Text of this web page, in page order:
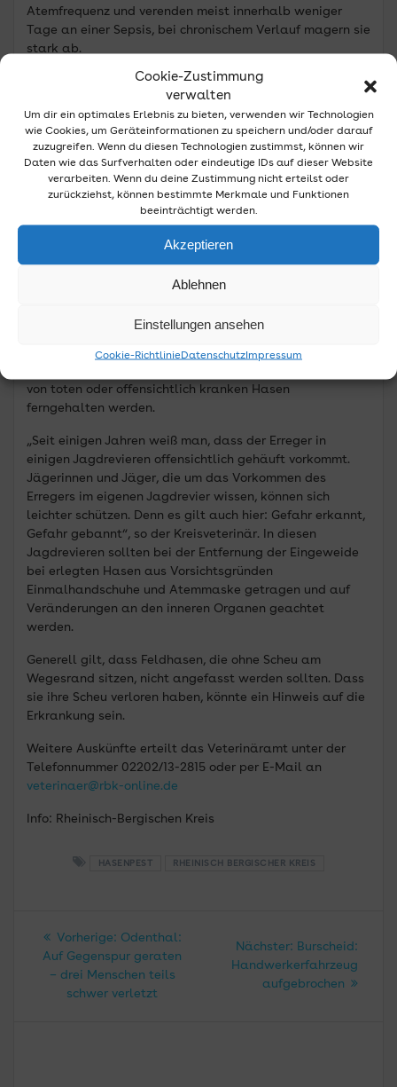
Cookie-Zustimmung
verwalten
Um dir ein optimales Erlebnis zu bieten, verwenden wir Technologien
wie Cookies, um Geräteinformationen zu speichern und/oder darauf
zuzugreifen. Wenn du diesen Technologien zustimmst, können wir
Daten wie das Surfverhalten oder eindeutige IDs auf dieser Website
verarbeiten. Wenn du deine Zustimmung nicht erteilst oder
zurückziehst, können bestimmte Merkmale und Funktionen
beeinträchtigt werden.
Akzeptieren
Ablehnen
Einstellungen ansehen
Cookie-RichtlinieDatenschutzImpressum
Atemfrequenz und verenden meist innerhalb weniger
Tage an einer Sepsis, bei chronischem Verlauf magern sie
stark ab.
Auch der Mensch kann sich anstecken. Zu einer
Übertragung auf den Menschen kommt es über Haut-
und Schleimhautkontakt mit einem infizierten Tier oder
durch nicht ausreichend erhitztes Hasenfleisch. Der
Erreger ist sehr widerstandfähig, das Einfrieren tötet ihn
nicht ab.
Mit dem Bakterium belasteter Staub oder Tröpfchen, die
beim Entfernen der Eingeweide der Hasen entstehen,
können das Bakterium übertragen. Bei Menschen treten
nach zwei Tagen bis zu zwei Wochen grippeähnliche
Symptome mit Fieber, oft in Verbindung mit Erbrechen,
Hautwunden können Zeichen einer Infektion sein. Eine
von toten oder offensichtlich kranken Hasen
ferngehalten werden.
„Seit einigen Jahren weiß man, dass der Erreger in
einigen Jagdrevieren offensichtlich gehäuft vorkommt.
Jägerinnen und Jäger, die um das Vorkommen des
Erregers im eigenen Jagdrevier wissen, können sich
leichter schützen. Denn es gilt auch hier: Gefahr erkannt,
Gefahr gebannt“, so der Kreisveterinär. In diesen
Jagdrevieren sollten bei der Entfernung der Eingeweide
bei erlegten Hasen aus Vorsichtsgründen
Einmalhandschuhe und Atemmaske getragen und auf
Veränderungen an den inneren Organen geachtet
werden.
Generell gilt, dass Feldhasen, die ohne Scheu am
Wegesrand sitzen, nicht angefasst werden sollten. Dass
sie ihre Scheu verloren haben, könnte ein Hinweis auf die
Erkrankung sein.
Weitere Auskünfte erteilt das Veterinäramt unter der
Telefonnummer 02202/13-2815 oder per E-Mail an
veterinaer@rbk-online.de
Info: Rheinisch-Bergischen Kreis
HASENPEST RHEINISCH BERGISCHER KREIS
Beitragsnavigation
Vorherige: Vorheriger
Beitrag:
Odenthal:
Auf Gegenspur geraten
– drei Menschen teils
schwer verletzt
Nächster: Nächster
Beitrag:
Burscheid:
Handwerkerfahrzeug
aufgebrochen